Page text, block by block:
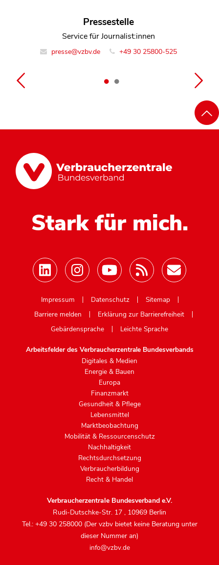
Pressestelle
Service für Journalist:innen
presse@vzbv.de +49 30 25800-525
Kerstin Hoppe
Referentin Team Rechtsdurchsetzung
info@vzbv.de +49 30 25800-0
Stark für mich.
Impressum
Datenschutz
Sitemap
Barriere melden
Erklärung zur Barrierefreiheit
Gebärdensprache
Leichte Sprache
Arbeitsfelder des Verbraucherzentrale Bundesverbands
Digitales & Medien
Energie & Bauen
Europa
Finanzmarkt
Gesundheit & Pflege
Lebensmittel
Marktbeobachtung
Mobilität & Ressourcenschutz
Nachhaltigkeit
Rechtsdurchsetzung
Verbraucherbildung
Recht & Handel
Verbraucherzentrale Bundesverband e.V.
Rudi-Dutschke-Str. 17 , 10969 Berlin
Tel.: +49 30 258000 (Der vzbv bietet keine Beratung unter
dieser Nummer an)
info@vzbv.de